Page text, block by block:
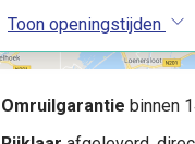
Toon openingstijden
Omruilgarantie binnen